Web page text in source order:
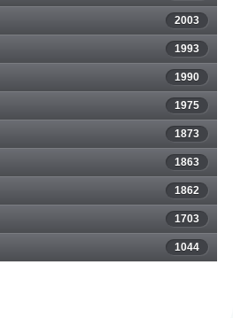
2003
1993
1990
1975
1873
1863
1862
1703
1044